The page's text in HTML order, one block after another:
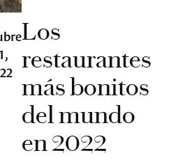
Los
restaurantes
más bonitos
del mundo
en 2022